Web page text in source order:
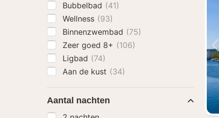
Bubbelbad (41)
Wellness (93)
Binnenzwembad (75)
Zeer goed 8+ (106)
Ligbad (74)
Aan de kust (34)
Aantal nachten